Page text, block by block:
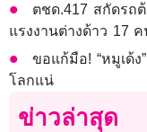
ตชด.417 สกัดรถ
แรงงานต่างด้าว 17
ขอแก้มือ! “หมูเด้ง
โลกแน่
ข่าวล่าสุด